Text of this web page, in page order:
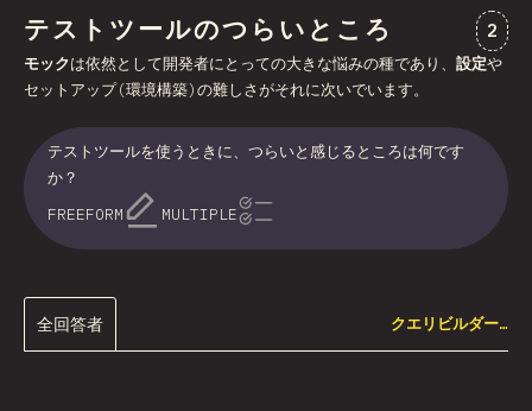
テストツールのつらいところ “テ
2
モックは依然として開発者にとっての大きな悩みの種であり、 設定や
セットアップ(環境構築)の難しさがそれに次いでいます。
テストツールを使うときに、つらいと感じるところは何です
か？
FREEFORM
MULTIPLE
全回答者 クエリビルダー…